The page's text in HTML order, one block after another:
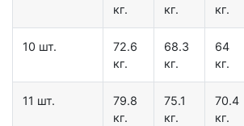
кг.
кг.
кг.
10 шт.
72.6
кг.
68.3
кг.
64
кг.
11 шт.
79.8
кг.
75.1
кг.
70.4
кг.